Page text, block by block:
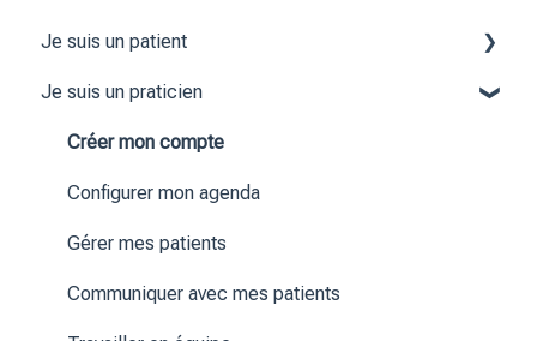
Je suis un patient
Créer mon compte
Prendre ou gérer un rendez-vous
Gérer mon compte
Communiquer avec mon praticien
Je suis un praticien
Créer mon compte
Configurer mon agenda
Gérer mes patients
Communiquer avec mes patients